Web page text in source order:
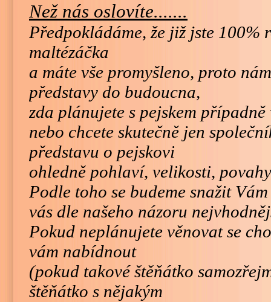
Než nás oslovíte.......
Předpokládáme, že již jste
maltézáčka
a máte vše promyšleno, proto
představy do budoucna,
zda plánujete s pejskem případně
nebo chcete skutečně jen
představu o pejskovi
ohledně pohlaví, velikosti,
Podle toho se budeme snažit
vás dle našeho názoru
Pokud neplánujete věnovat se
vám nabídnout
(pokud takové štěňátko
štěňátko s nějakým